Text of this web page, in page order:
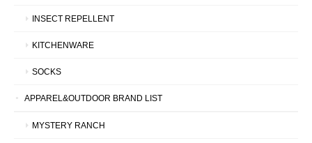
INSECT REPELLENT
KITCHENWARE
SOCKS
APPAREL&OUTDOOR BRAND LIST
MYSTERY RANCH